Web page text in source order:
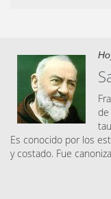
de
Es conocido por los
y costado. Fue